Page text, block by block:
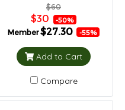
$60
$30 -50%
Member$27.30 -55%
Add to Cart
Compare